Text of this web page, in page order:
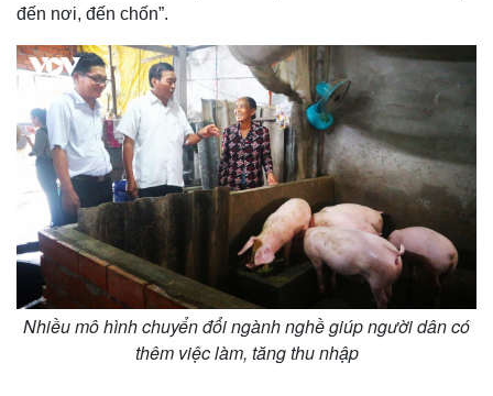
đến nơi, đến chốn”.
Nhiều mô hình chuyển đổi ngành nghề giúp người dân có
thêm việc làm, tăng thu nhập